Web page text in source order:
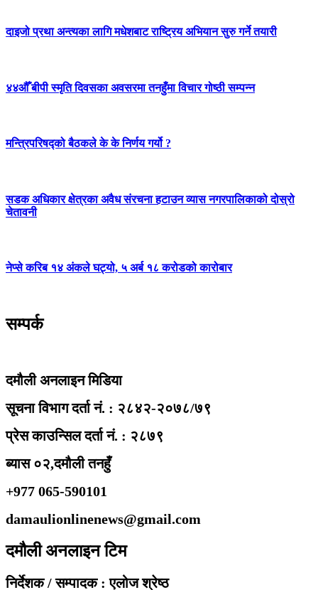
दाइजो प्रथा अन्त्यका लागि मधेशबाट राष्ट्रिय अभियान सुरु गर्ने तयारी
४४औँ बीपी स्मृति दिवसका अवसरमा तनहुँमा विचार गोष्ठी सम्पन्न
मन्त्रिपरिषद्को बैठकले के के निर्णय गर्यो ?
सडक अधिकार क्षेत्रका अवैध संरचना हटाउन व्यास नगरपालिकाको दोस्रो
चेतावनी
नेप्से करिब १४ अंकले घट्यो, ५ अर्ब १८ करोडको कारोबार
सम्पर्क
दमौली अनलाइन मिडिया
सूचना विभाग दर्ता नं. : २८४२-२०७८/७९
प्रेस काउन्सिल दर्ता नं. : २८७९
ब्यास ०२,दमौली तनहुँ
+977 065-590101
damaulionlinenews@gmail.com
दमौली अनलाइन टिम
निर्देशक / सम्पादक : एलोज श्रेष्ठ